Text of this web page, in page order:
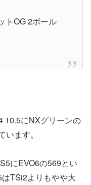
トOG 2ボール
10.5にNXグリーンの
ます。
にEVO6の569とい
TSi2よりもやや大